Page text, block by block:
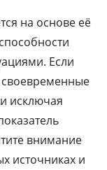
на основе её
Если
исключая
внимание
источниках и